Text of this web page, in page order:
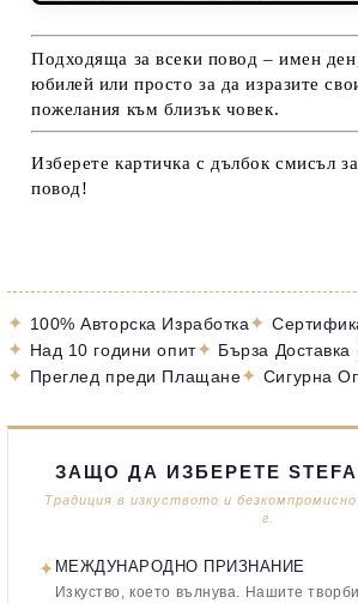
Подходяща за всеки повод – имен
юбилей или просто за да изразите
пожелания към близък човек.
Изберете картичка с дълбок смисъл
повод!
✦ 100% Авторска Изработка✦
✦ Над 10 години опит✦ Бърза
✦ Преглед преди Плащане✦ Сигурна
ЗАЩО ДА ИЗБЕРЕТЕ
Традиция в изкуството и
г.
✦ МЕЖДУНАРОДНО ПРИЗНАНИЕ
Изкуство, което вълнува. Нашите